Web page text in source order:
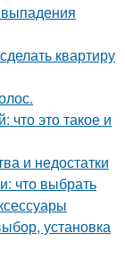
квартиру
что это такое и
и недостатки
что выбрать
установка